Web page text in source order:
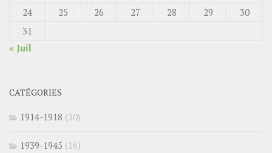
24
25 26 27 28 29
30
31
« Juil
CATÉGORIES
1914-1918 (30)
1939-1945 (16)